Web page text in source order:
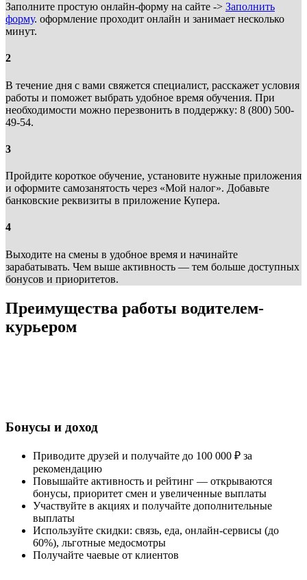
Заполните простую онлайн-форму на сайте -> Заполнить
форму. оформление проходит онлайн и занимает несколько
минут.
2
В течение дня с вами свяжется специалист, расскажет условия
работы и поможет выбрать удобное время обучения. При
необходимости можно перезвонить в поддержку: 8 (800) 500-
49-54.
3
Пройдите короткое обучение, установите нужные приложения
и оформите самозанятость через «Мой налог». Добавьте
банковские реквизиты в приложение Купера.
4
Выходите на смены в удобное время и начинайте
зарабатывать. Чем выше активность — тем больше доступных
бонусов и приоритетов.
Преимущества работы водителем-
курьером
Бонусы и доход
Приводите друзей и получайте до 100 000 ₽ за
рекомендацию
Повышайте активность и рейтинг — открываются
бонусы, приоритет смен и увеличенные выплаты
Участвуйте в акциях и получайте дополнительные
выплаты
Используйте скидки: связь, еда, онлайн-сервисы (до
60%), льготные медосмотры
Получайте чаевые от клиентов